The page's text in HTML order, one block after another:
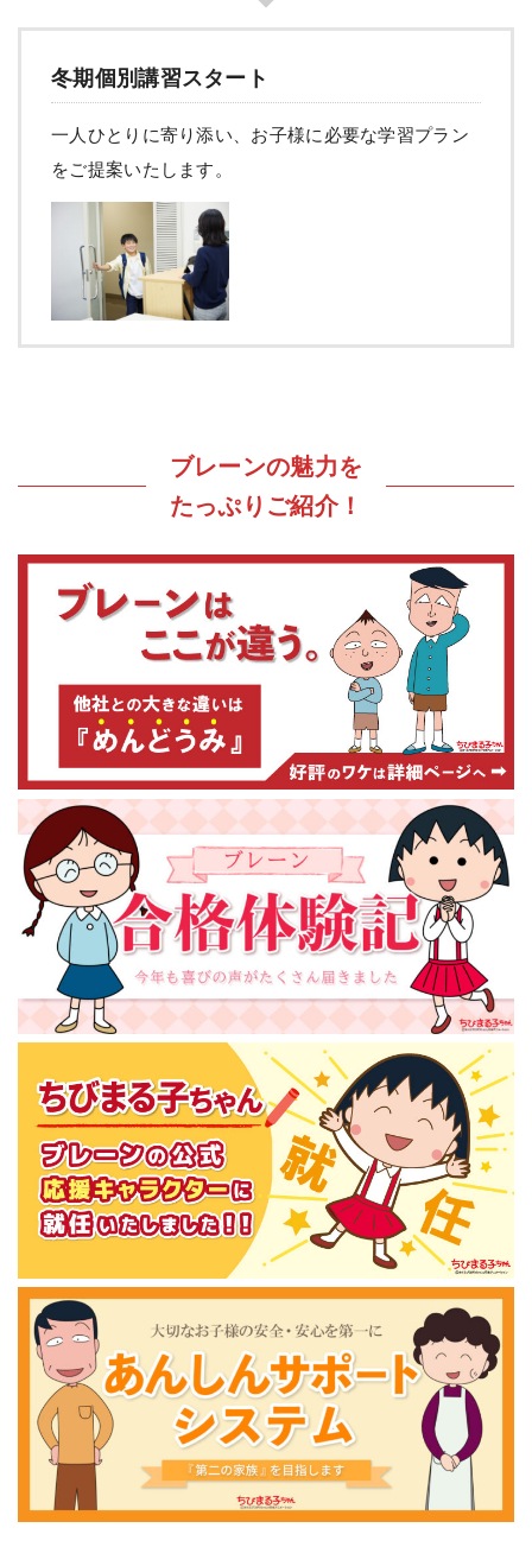
冬期個別講習スタート
一人ひとりに寄り添い、お子様に必要な学習プラン
をご提案いたします。
ブレーンの魅力を
たっぷりご紹介！